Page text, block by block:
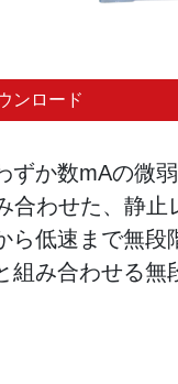
ンロード
ずか数mAの微
合わせた、静
ら低速まで無
組み合わせる